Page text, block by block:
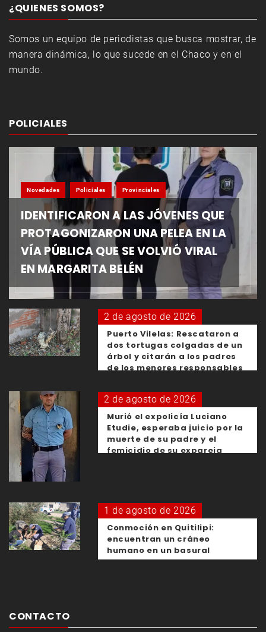
¿QUIENES SOMOS?
Somos un equipo de periodistas que busca mostrar, de
manera dinámica, lo que sucede en el Chaco y en el
mundo.
POLICIALES
Novedades Policiales Provinciales
IDENTIFICARON A LAS JÓVENES QUE
PROTAGONIZARON UNA PELEA EN LA
VÍA PÚBLICA QUE SE VOLVIÓ VIRAL
EN MARGARITA BELÉN
2 de agosto de 2026
Puerto Vilelas: Rescataron a
dos tortugas colgadas de un
árbol y citarán a los padres
de los menores responsables
2 de agosto de 2026
Murió el expolicía Luciano
Etudie, esperaba juicio por la
muerte de su padre y el
femicidio de su expareja
1 de agosto de 2026
Conmoción en Quitilipi:
encuentran un cráneo
humano en un basural
CONTACTO